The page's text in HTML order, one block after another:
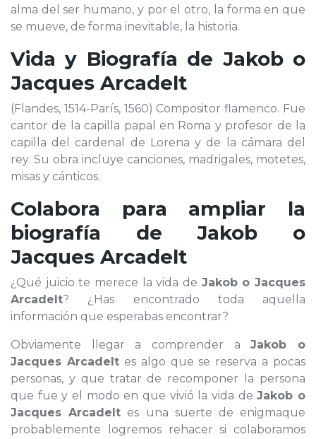
alma del ser humano, y por el otro, la forma en que
se mueve, de forma inevitable, la historia.
Vida y Biografía de Jakob o
Jacques Arcadelt
(Flandes, 1514-París, 1560) Compositor flamenco. Fue
cantor de la capilla papal en Roma y profesor de la
capilla del cardenal de Lorena y de la cámara del
rey. Su obra incluye canciones, madrigales, motetes,
misas y cánticos.
Colabora para ampliar la
biografía deJakob o
Jacques Arcadelt
¿Qué juicio te merece la vida de Jakob o Jacques
Arcadelt? ¿Has encontrado toda aquella
información que esperabas encontrar?
Obviamente llegar a comprender aJakob o
Jacques Arcadeltes algo que se reserva a pocas
personas, y que tratar de recomponer la persona
que fue y el modo en que vivió la vida deJakob o
Jacques Arcadelt es una suerte de enigmaque
probablemente logremos rehacer si colaboramos